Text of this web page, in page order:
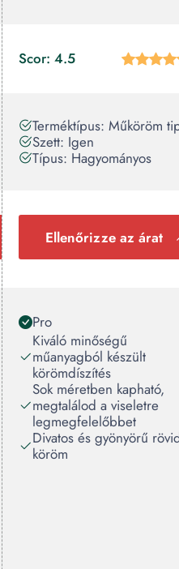
Scor: 4.5
Terméktípus: Műköröm
Szett: Igen
Típus: Hagyományos
Ellenőrizze az árat
Pro
Kiváló minőségű
műanyagból készült
körömdíszítés
Sok méretben kapható,
megtalálod a viseletre
legmegfelelőbbet
Divatos és gyönyörű
köröm